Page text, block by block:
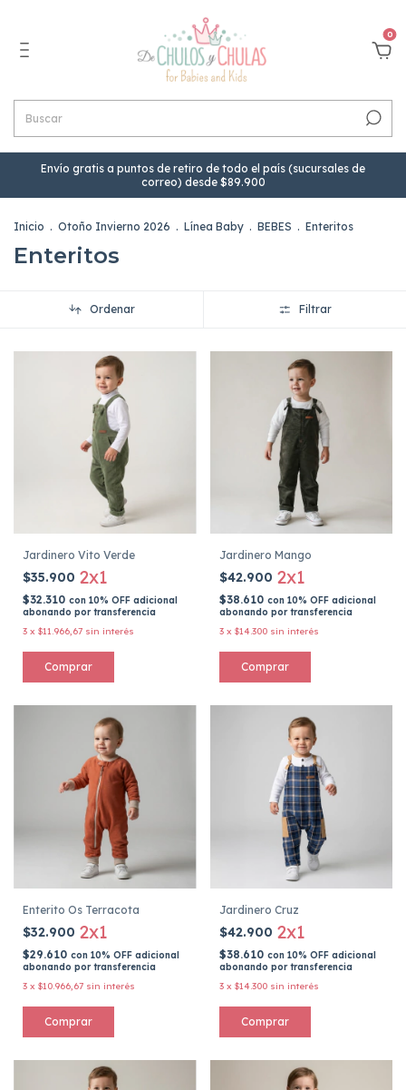
0
Envío gratis a puntos de retiro de todo el país (sucursales de
correo) desde $89.900
Inicio . Otoño Invierno 2026 . Línea Baby . BEBES . Enteritos
Enteritos
Ordenar Filtrar
Jardinero Vito Verde
$35.900 2x1
$32.310 con 10% OFF adicional
abonando por transferencia
3 x $11.966,67 sin interés
Comprar
Jardinero Mango
$42.900 2x1
$38.610 con 10% OFF adicional
abonando por transferencia
3 x $14.300 sin interés
Comprar
Enterito Os Terracota
$32.900 2x1
$29.610 con 10% OFF adicional
abonando por transferencia
3 x $10.966,67 sin interés
Comprar
Jardinero Cruz
$42.900 2x1
$38.610 con 10% OFF adicional
abonando por transferencia
3 x $14.300 sin interés
Comprar